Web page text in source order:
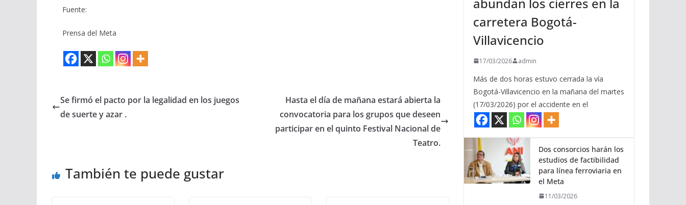
Fuente:
Prensa del Meta
Se firmó el pacto por la legalidad en los juegos
de suerte y azar .
Hasta el día de mañana estará abierta la
convocatoria para los grupos que deseen
participar en el quinto Festival Nacional de
Teatro.
También te puede gustar
carretera Bogotá-
Villavicencio
17/03/2026 admin
Más de dos horas estuvo cerrada la vía
Bogotá-Villavicencio en la mañana del martes
(17/03/2026) por el accidente en el
Dos consorcios harán los
estudios de factibilidad
para línea ferroviaria en
el Meta
11/03/2026